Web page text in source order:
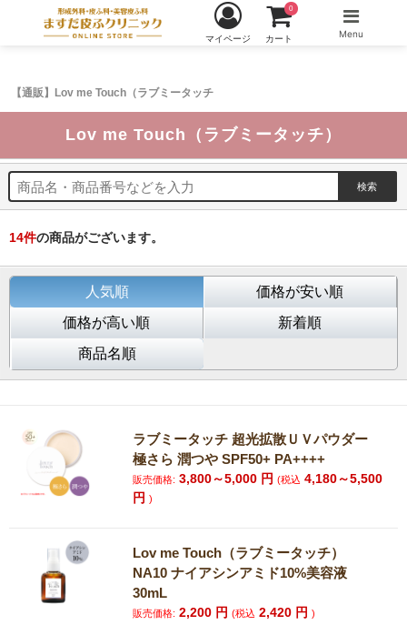
【通販】Lov me Touch（ラブミータッチ
マイページ カート
0
Menu
Lov me Touch（ラブミータッチ）
14件の商品がございます。
人気順
価格が安い順
価格が高い順
新着順
商品名順
ラブミータッチ 超光拡散ＵＶパウダー
極さら 潤つや SPF50+ PA++++
販売価格: 3,800～5,000 円(税込 4,180～5,500
円)
Lov me Touch（ラブミータッチ）
NA10 ナイアシンアミド10%美容液
30mL
販売価格: 2,200 円(税込 2,420 円)